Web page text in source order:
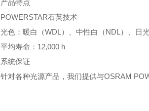
产品特点
POWERSTAR石英技术
光色：暖白（WDL）、中性白（NDL）、日
平均寿命：12,000 h
系统保证
针对各种光源产品，我们提供与OSRAM